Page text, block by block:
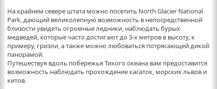
На крайнем севере штата можно посетить North Glacier National
Park, дающий великолепную возможность в непосредственной
близости увидеть огромные ледники, наблюдать бурых
медведей, которые часто достигают до 3-х метров в высоту, к
примеру, гризли, а также можно любоваться потрясающей дикой
панорамой.
Путешествуя вдоль побережья Тихого океана вам предоставится
возможность наблюдать прохождение касаток, морских львов и
китов.